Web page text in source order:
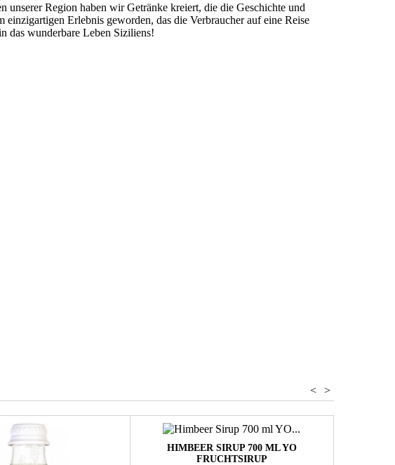
Region haben wir Getränke kreiert, die die Geschichte und
Erlebnis geworden, das die Verbraucher auf eine Reise
das wunderbare Leben Siziliens!
>
<
HIMBEER SIRUP 700 ML YO
FRUCHTSIRUP